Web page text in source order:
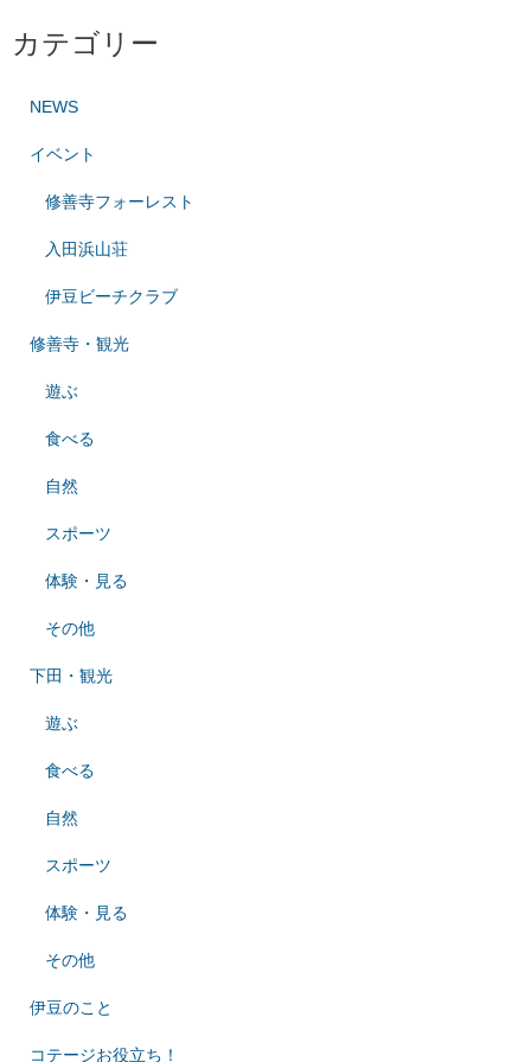
カテゴリー
NEWS
イベント
修善寺フォーレスト
入田浜山荘
伊豆ビーチクラブ
修善寺・観光
遊ぶ
食べる
自然
スポーツ
体験・見る
その他
下田・観光
遊ぶ
食べる
自然
スポーツ
体験・見る
その他
伊豆のこと
コテージお役立ち！